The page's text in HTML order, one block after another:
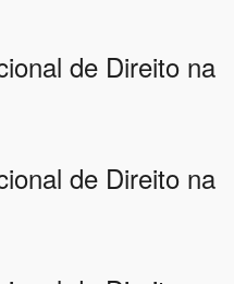
de Direito na
de Direito na